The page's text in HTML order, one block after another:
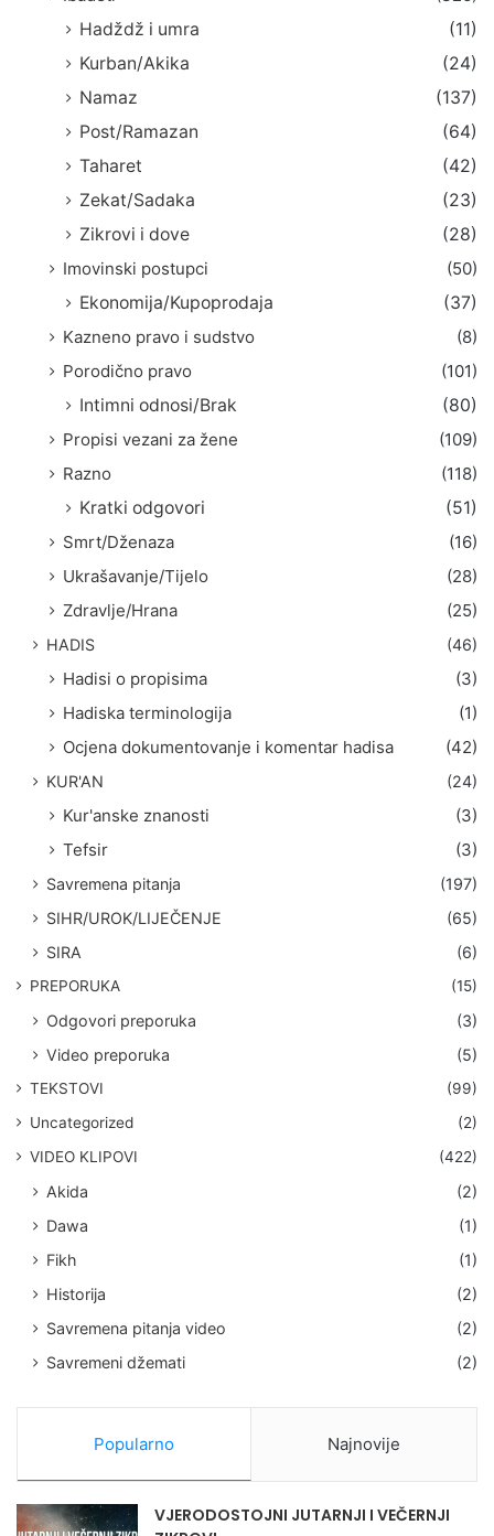
Hadždž i umra
(11)
Kurban/Akika
(24)
Namaz
(137)
Post/Ramazan
(64)
Taharet
(42)
Zekat/Sadaka
(23)
Zikrovi i dove
(28)
Imovinski postupci
(50)
Ekonomija/Kupoprodaja
(37)
Kazneno pravo i sudstvo
(8)
Porodično pravo
(101)
Intimni odnosi/Brak
(80)
Propisi vezani za žene
(109)
Razno
(118)
Kratki odgovori
(51)
Smrt/Dženaza
(16)
Ukrašavanje/Tijelo
(28)
Zdravlje/Hrana
(25)
HADIS (46)
Hadisi o propisima
(3)
Hadiska terminologija
(1)
Ocjena dokumentovanje i komentar hadisa
(42)
KUR'AN (24)
Kur'anske znanosti
(3)
Tefsir
(3)
Savremena pitanja
(197)
SIHR/UROK/LIJEČENJE
(65)
SIRA
(6)
PREPORUKA (15)
Odgovori preporuka
(3)
Video preporuka
(5)
TEKSTOVI
(99)
Uncategorized
(2)
VIDEO KLIPOVI
(422)
Akida
(2)
Dawa
(1)
Fikh
(1)
Historija
(2)
Savremena pitanja video
(2)
Savremeni džemati
(2)
Popularno Najnovije
VJERODOSTOJNI JUTARNJI I VEČERNJI